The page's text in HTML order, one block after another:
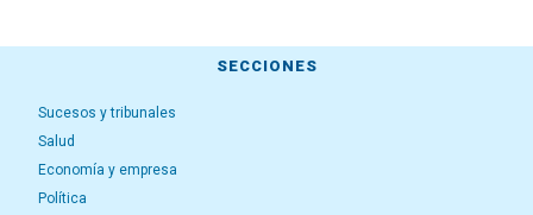
SECCIONES
Sucesos y tribunales
Salud
Economía y empresa
Política